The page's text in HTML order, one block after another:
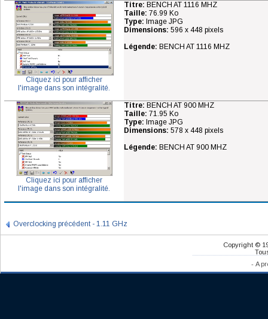
Cliquez ici pour afficher
l'image dans son intégralité.
Titre: BENCH AT 1116 MHZ
Taille: 76.99 Ko
Type: Image JPG
Dimensions: 596 x 448 pixels
Légende: BENCH AT 1116 MHZ
Cliquez ici pour afficher
l'image dans son intégralité.
Titre: BENCH AT 900 MHZ
Taille: 71.95 Ko
Type: Image JPG
Dimensions: 578 x 448 pixels
Légende: BENCH AT 900 MHZ
Overclocking précédent - 1.11 GHz
Copyright ©
- A